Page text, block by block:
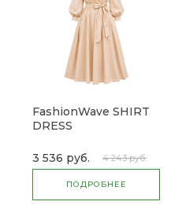
FashionWave SHIRT
DRESS
3 536 руб. 4 243 руб.
ПОДРОБНЕЕ